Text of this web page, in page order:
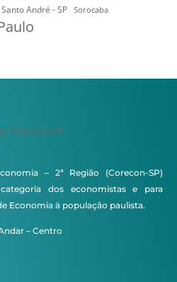
Santo André - SP
Sorocaba
– 2ª Região (Corecon-SP)
dos economistas e para
Economia à população paulista.
– Centro